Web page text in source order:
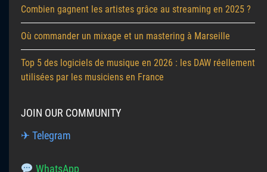
Combien gagnent les artistes grâce au streaming en 2025 ?
Où commander un mixage et un mastering à Marseille
Top 5 des logiciels de musique en 2026 : les DAW réellement
utilisées par les musiciens en France
JOIN OUR COMMUNITY
✈ Telegram
WhatsApp